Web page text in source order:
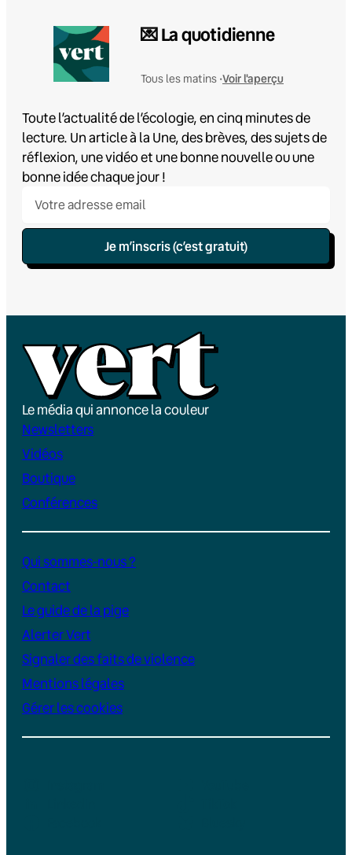
💌 La quotidienne
Tous les matins •Voir l'aperçu
Toute l’actualité de l’écologie, en cinq minutes de
lecture. Un article à la Une, des brèves, des sujets de
réflexion, une vidéo et une bonne nouvelle ou une
bonne idée chaque jour !
Je m’inscris (c’est gratuit)
Le média qui annonce la couleur
Newsletters
Vidéos
Boutique
Conférences
Qui sommes-nous ?
Contact
Le guide de la pige
Alerter Vert
Signaler des faits de violence
Mentions légales
Gérer les cookies